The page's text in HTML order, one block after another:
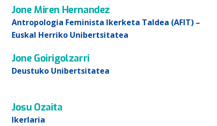
Jone Miren Hernandez
Antropologia Feminista Ikerketa Taldea (AFIT) –
Euskal Herriko Unibertsitatea
Jone Goirigolzarri
Deustuko Unibertsitatea
Josu Ozaita
Ikerlaria